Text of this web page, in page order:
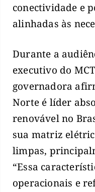
conectividade e
alinhadas às
Durante a
executivo do
governadora
Norte é líder
renovável no
sua matriz
limpas,
“Essa
operacionais e